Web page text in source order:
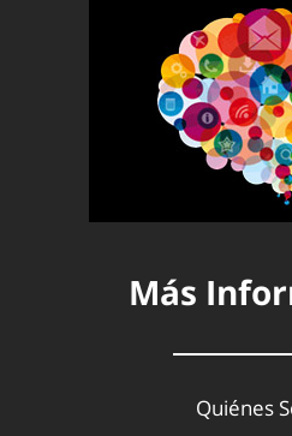
Más
Quiénes